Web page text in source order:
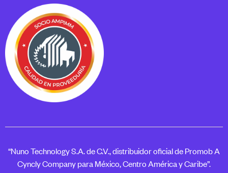
“Nuno Technology S.A. de C.V., distribuidor oficial de Promob A
Cyncly Company para México, Centro América y Caribe”.